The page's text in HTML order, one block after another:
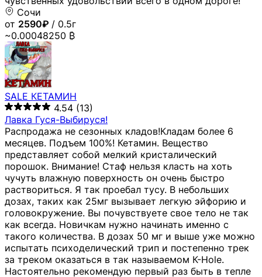
Сочи
от 2590₽ / 0.5г
~0.00048250 ₿
SALE КЕТАМИН
4.54 (13)
Лавка Гуся-Выбируся!
Распродажа не сезонных кладов!Кладам более 6
месяцев. Подъем 100%! Кетамин. Вещество
представляет собой мелкий кристалический
порошок. Внимание! Стаф нельзя класть на хоть
чучуть влажную поверхность он очень быстро
раствориться. Я так проебал тусу. В небольших
дозах, таких как 25мг вызывает легкую эйфорию и
головокружение. Вы почувствуете свое тело не так
как всегда. Новичкам нужно начинать именно с
такого количества. В дозах 50 мг и выше уже можно
испытать психоделический трип и постепенно трек
за треком оказаться в так называемом К-Hole.
Настоятельно рекомендую первый раз быть в тепле